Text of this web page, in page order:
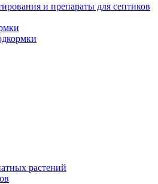
и препараты для септиков
растений